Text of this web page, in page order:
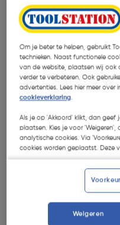
| Excl. btw €
Om je beter te helpen, gebruikt
technieken. Naast functionele
van de website, plaatsen wij ook
verder te verbeteren. Ook
advertenties. Lees hier meer over
cookieverklaring.
Als je op 'Akkoord' klikt, dan geef
plaatsen. Kies je voor
analytische cookies. Via
cookies worden geplaatst. Deze
Weigeren